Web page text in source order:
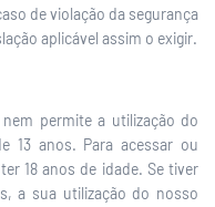
de violação da segurança
aplicável assim o exigir.
permite a utilização do
13 anos. Para acessar ou
18 anos de idade. Se tiver
a sua utilização do nosso